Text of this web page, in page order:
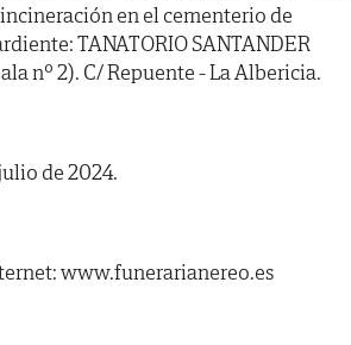
en el cementerio de
TANATORIO SANTANDER
nº 2). C/ Repuente - La Albericia.
de 2024.
www.funerarianereo.es